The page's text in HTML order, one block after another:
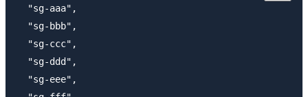
  "sg-aaa",
  "sg-bbb",
  "sg-ccc",
  "sg-ddd",
  "sg-eee",